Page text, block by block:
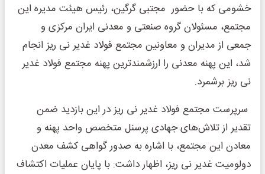
خشومی که با حضور مجتبی گرگین، رئیس هیئت مدیره این
مجتمع، مسئولان گروه صنعتی و معدنی ایران مرکزی و
جمعی از مدیران و معاونین مجتمع فولاد غدیر نی ریز انجام
شد، این پهنه معدنی را ارزشمندترین پهنه مجتمع فولاد غدیر
نی ریز برشمرد.
سرپرست مجتمع فولاد غدیر نی ریز در این بازدید ضمن
تقدیر از تلاش‌های جهادی پرسنل متخصص واحد پهنه و
معادن این مجتمع، با اشاره به صدور گواهی کشف معدن
دولومیت غدیر نی ریز، اظهار داشت: با پایان عملیات اکتشاف